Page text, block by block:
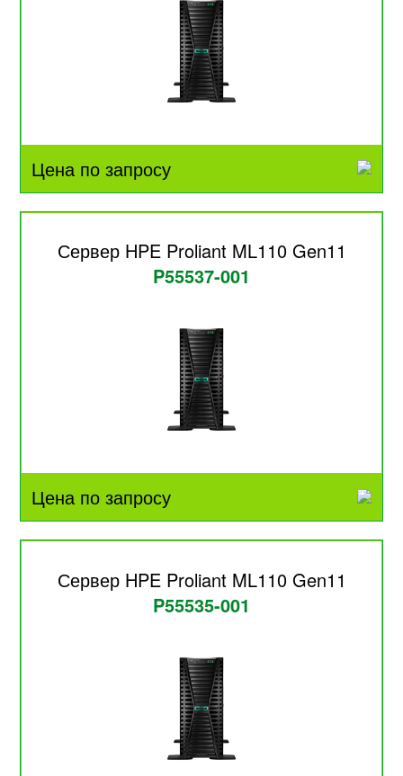
Цена по запросу
Сервер HPE Proliant ML110 Gen11
P55537-001
Цена по запросу
Сервер HPE Proliant ML110 Gen11
P55535-001